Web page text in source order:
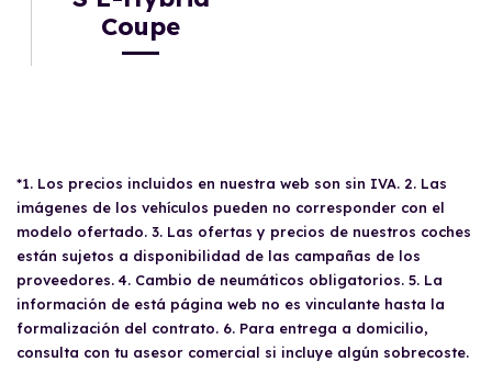
Coupe
*1. Los precios incluidos en nuestra web son sin IVA. 2. Las
imágenes de los vehículos pueden no corresponder con el
modelo ofertado. 3. Las ofertas y precios de nuestros coches
están sujetos a disponibilidad de las campañas de los
proveedores. 4. Cambio de neumáticos obligatorios. 5. La
información de está página web no es vinculante hasta la
formalización del contrato. 6. Para entrega a domicilio,
consulta con tu asesor comercial si incluye algún sobrecoste.